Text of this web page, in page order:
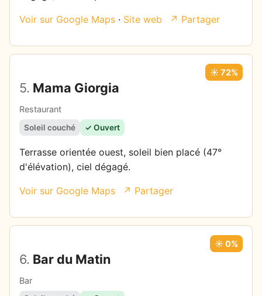
Voir sur Google Maps · Site web ↗ Partager
5. Mama Giorgia
Restaurant
☀️ 72%
Soleil couché ✓ Ouvert
Terrasse orientée ouest, soleil bien placé (47°
d'élévation), ciel dégagé.
Voir sur Google Maps ↗ Partager
6. Bar du Matin
Bar
☀️ 0%